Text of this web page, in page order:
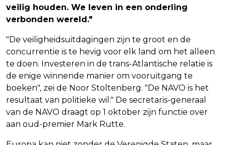
veilig houden. We leven in een onderling
verbonden wereld."
"De veiligheidsuitdagingen zijn te groot en de
concurrentie is te hevig voor elk land om het alleen
te doen. Investeren in de trans-Atlantische relatie is
de enige winnende manier om vooruitgang te
boeken", zei de Noor Stoltenberg. "De NAVO is het
resultaat van politieke wil." De secretaris-generaal
van de NAVO draagt op 1 oktober zijn functie over
aan oud-premier Mark Rutte.